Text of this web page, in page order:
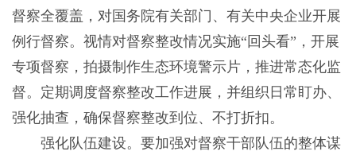
督察全覆盖，对国务院有关部门、有关中央企业开展
例行督察。视情对督察整改情况实施“回头看”，开展
专项督察，拍摄制作生态环境警示片，推进常态化监
督。定期调度督察整改工作进展，并组织日常盯办、
强化抽查，确保督察整改到位、不打折扣。
强化队伍建设。要加强对督察干部队伍的整体谋